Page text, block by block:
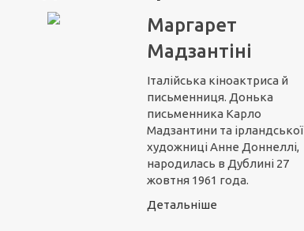
Маргарет
Мадзантіні
Італійська кіноактриса й
письменниця. Донька
письменника Карло
Мадзантини та ірландської
художниці Анне Доннеллі,
народилась в Дублині 27
жовтня 1961 года.
Детальніше